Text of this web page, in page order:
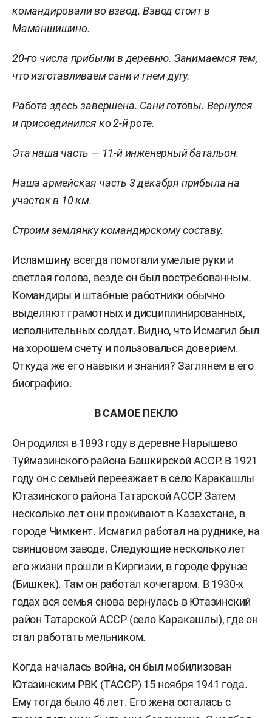
командировали во взвод. Взвод стоит в
Маманшишино.
20-го числа прибыли в деревню. Занимаемся тем,
что изготавливаем сани и гнем дугу.
Работа здесь завершена. Сани готовы. Вернулся
и присоединился ко 2-й роте.
Эта наша часть — 11-й инженерный батальон.
Наша армейская часть 3 декабря прибыла на
участок в 10 км.
Строим землянку командирскому составу.
Исламшину всегда помогали умелые руки и
светлая голова, везде он был востребованным.
Командиры и штабные работники обычно
выделяют грамотных и дисциплинированных,
исполнительных солдат. Видно, что Исмагил был
на хорошем счету и пользовалься доверием.
Откуда же его навыки и знания? Заглянем в его
биографию.
В САМОЕ ПЕКЛО
Он родился в 1893 году в деревне Нарышево
Туймазинского района Башкирской АССР. В 1921
году он с семьей переезжает в село Каракашлы
Ютазинского района Татарской АССР. Затем
несколько лет они проживают в Казахстане, в
городе Чимкент. Исмагил работал на руднике, на
свинцовом заводе. Следующие несколько лет
его жизни прошли в Киргизии, в городе Фрунзе
(Бишкек). Там он работал кочегаром. В 1930-х
годах вся семья снова вернулась в Ютазинский
район Татарской АССР (село Каракашлы), где он
стал работать мельником.
Когда началась война, он был мобилизован
Ютазинским РВК (ТАССР) 15 ноября 1941 года.
Ему тогда было 46 лет. Его жена осталась с